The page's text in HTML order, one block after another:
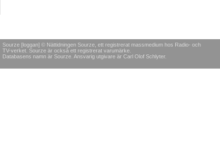
Sourze [loggan] © Nättidningen Sourze, ett registrerat massmedium hos Radio- och
TV-verket. Sourze är också ett registrerat varumärke.
Databasens namn är Sourze. Ansvarig utgivare är Carl Olof Schlyter.